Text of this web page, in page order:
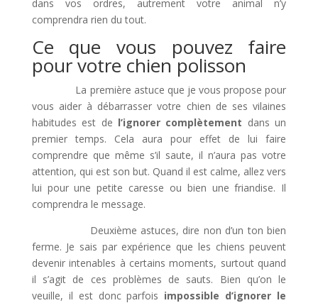
dans vos ordres, autrement votre animal n’y
comprendra rien du tout.
Ce que vous pouvez faire
pour votre chien polisson
La première astuce que je vous propose pour
vous aider à débarrasser votre chien de ses vilaines
habitudes est de l’ignorer complètement dans un
premier temps. Cela aura pour effet de lui faire
comprendre que même s’il saute, il n’aura pas votre
attention, qui est son but. Quand il est calme, allez vers
lui pour une petite caresse ou bien une friandise. Il
comprendra le message.
Deuxième astuces, dire non d’un ton bien
ferme. Je sais par expérience que les chiens peuvent
devenir intenables à certains moments, surtout quand
il s’agit de ces problèmes de sauts. Bien qu’on le
veuille, il est donc parfois impossible d’ignorer le